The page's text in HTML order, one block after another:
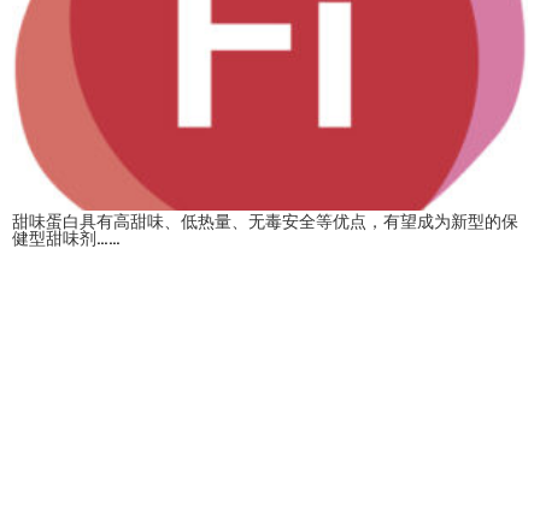
甜味蛋白具有高甜味、低热量、无毒安全等优点，有望成为新型的保
健型甜味剂……